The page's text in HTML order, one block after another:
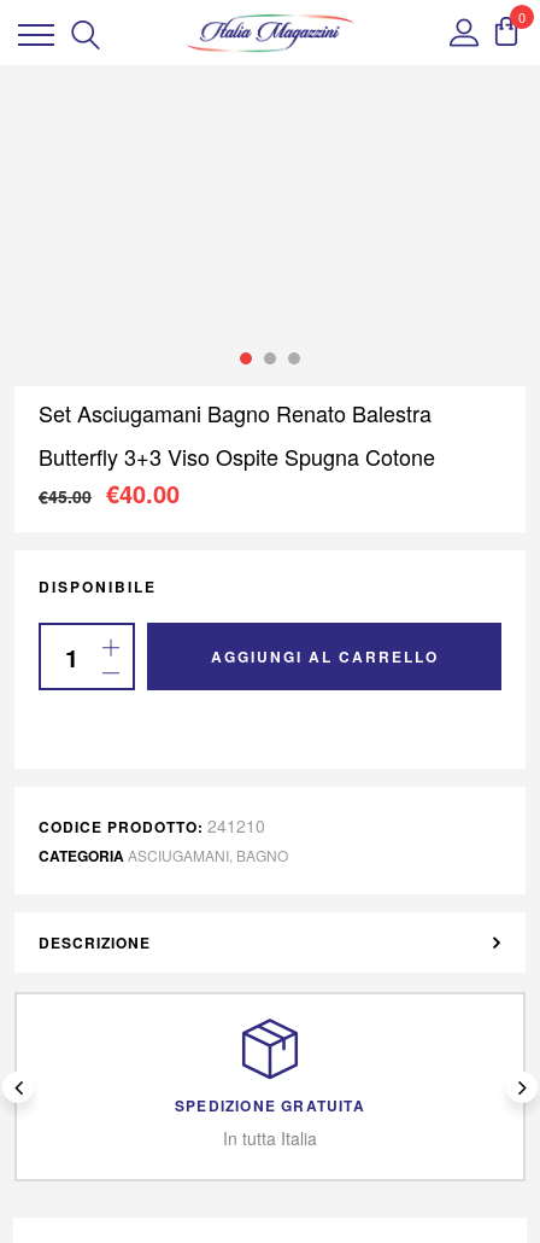
0
Set Asciugamani Bagno Renato Balestra
Butterfly 3+3 Viso Ospite Spugna Cotone
€45.00 Il prezzo originale era: €45.00.
€40.00
DISPONIBILE
AGGIUNGI AL CARRELLO
CODICE PRODOTTO: 241210
CATEGORIAASCIUGAMANI BAGNO
DESCRIZIONE
SPEDIZIONE GRATUITA
In tutta Italia